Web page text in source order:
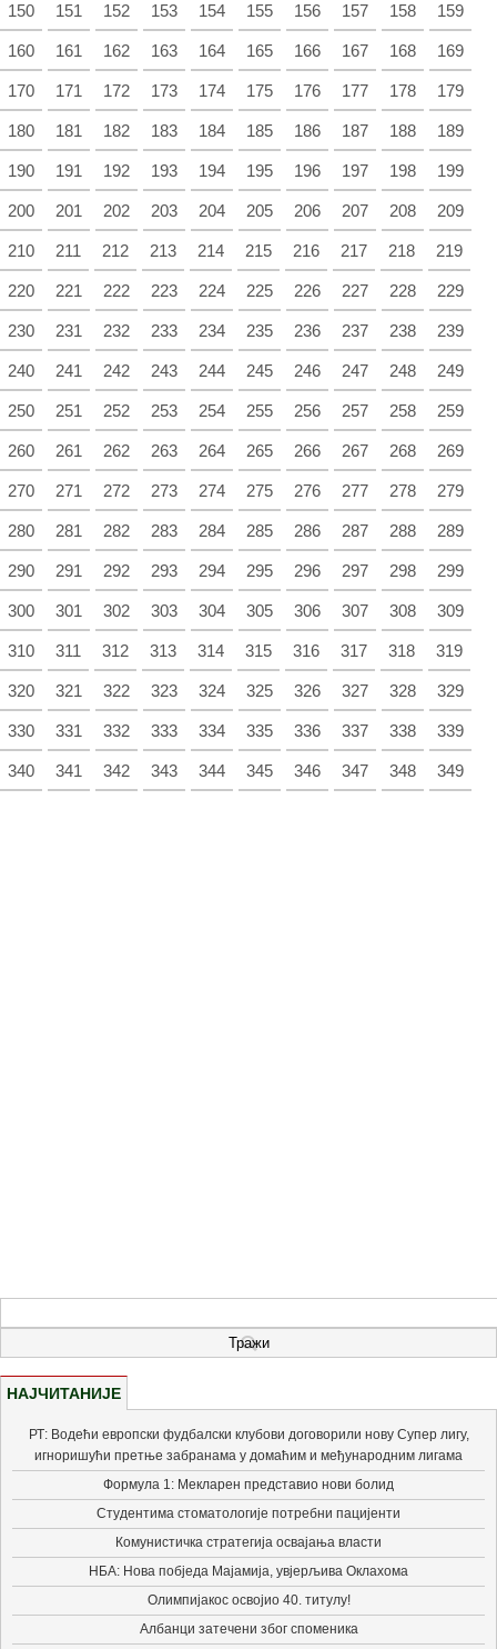
150 151 152 153 154 155 156 157 158 159
160 161 162 163 164 165 166 167 168 169
170 171 172 173 174 175 176 177 178 179
180 181 182 183 184 185 186 187 188 189
190 191 192 193 194 195 196 197 198 199
200 201 202 203 204 205 206 207 208 209
210 211 212 213 214 215 216 217 218 219
220 221 222 223 224 225 226 227 228 229
230 231 232 233 234 235 236 237 238 239
240 241 242 243 244 245 246 247 248 249
250 251 252 253 254 255 256 257 258 259
260 261 262 263 264 265 266 267 268 269
270 271 272 273 274 275 276 277 278 279
280 281 282 283 284 285 286 287 288 289
290 291 292 293 294 295 296 297 298 299
300 301 302 303 304 305 306 307 308 309
310 311 312 313 314 315 316 317 318 319
320 321 322 323 324 325 326 327 328 329
330 331 332 333 334 335 336 337 338 339
340 341 342 343 344 345 346 347 348 349
НАЈЧИТАНИЈЕ
РТ: Водећи европски фудбалски клубови договорили нову Супер лигу,
игноришући претње забранама у домаћим и међународним лигама
Формула 1: Мекларен представио нови болид
Студентима стоматологије потребни пацијенти
Комунистичка стратегија освајања власти
НБА: Нова побједа Мајамија, увјерљива Оклахома
Олимпијакос освојио 40. титулу!
Албанци затечени због споменика